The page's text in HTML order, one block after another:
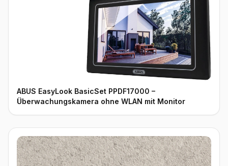
ABUS EasyLook BasicSet PPDF17000 –
Überwachungskamera ohne WLAN mit Monitor